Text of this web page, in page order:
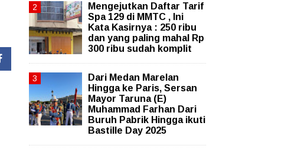
Mengejutkan Daftar Tarif
Spa 129 di MMTC , Ini
Kata Kasirnya : 250 ribu
dan yang paling mahal Rp
300 ribu sudah komplit
‎Dari Medan Marelan
Hingga ke Paris, Sersan
Mayor Taruna (E)
Muhammad Farhan Dari
Buruh Pabrik Hingga ikuti
Bastille Day 2025